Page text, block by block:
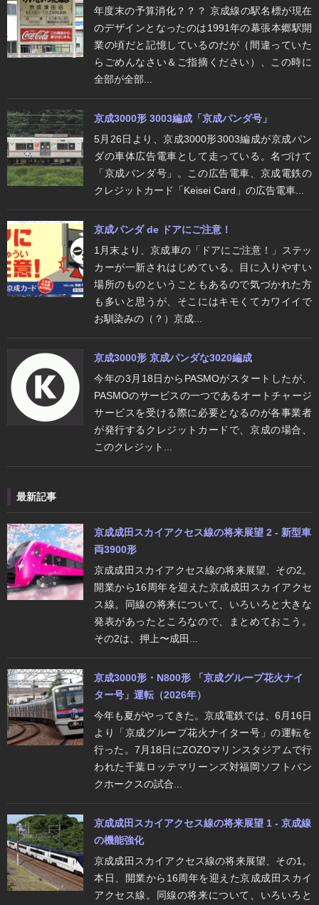
年度末の予算消化？？？ 京成線の駅名標が現在
のデザインとなったのは1991年の幕張本郷駅開
業の頃だと記憶しているのだが（間違っていた
らごめんなさい＆ご指摘ください）、この時に
全部が全部...
京成3000形 3003編成「京成パンダ号」
5月26日より、京成3000形3003編成が京成パン
ダの車体広告電車として走っている。名づけて
「京成パンダ号」。この広告電車、京成電鉄の
クレジットカード「Keisei Card」の広告電車...
京成パンダ de ドアにご注意！
1月末より、京成車の「ドアにご注意！」ステッ
カーが一新されはじめている。目に入りやすい
場所のものということもあるので気づかれた方
も多いと思うが、そこにはキモくてカワイイで
お馴染みの（？）京成...
京成3000形 京成パンダな3020編成
今年の3月18日からPASMOがスタートしたが、
PASMOのサービスの一つであるオートチャージ
サービスを受ける際に必要となるのが各事業者
が発行するクレジットカードで、京成の場合、
このクレジット...
最新記事
京成成田スカイアクセス線の将来展望 2 - 新型車
両3900形
京成成田スカイアクセス線の将来展望、その2。
開業から16周年を迎えた京成成田スカイアクセ
ス線。同線の将来について、いろいろと大きな
発表があったところなので、まとめておこう。
その2は、押上〜成田...
京成3000形・N800形 「京成グループ花火ナイ
ター号」運転（2026年）
今年も夏がやってきた。京成電鉄では、6月16日
より「京成グループ花火ナイター号」の運転を
行った。7月18日にZOZOマリンスタジアムで行
われた千葉ロッテマリーンズ対福岡ソフトバン
クホークスの試合...
京成成田スカイアクセス線の将来展望 1 - 京成線
の機能強化
京成成田スカイアクセス線の将来展望、その1。
本日、開業から16周年を迎えた京成成田スカイ
アクセス線。同線の将来について、いろいろと